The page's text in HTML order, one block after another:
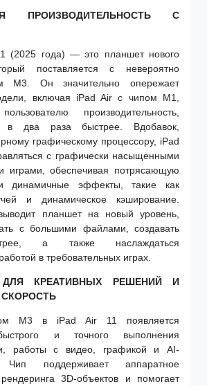
ПРОИЗВОДИТЕЛЬНОСТЬ С
(2025 года) — это планшет нового
поставляется с невероятно
M3. Он значительно опережает
включая iPad Air с чипом M1,
производительность,
в два раза быстрее. Вдобавок,
графическому процессору, iPad
с графически насыщенными
играми, обеспечивая потрясающую
динамичные эффекты, такие как
и динамическое кэширование.
планшет на новый уровень,
с большими файлами, создавать
а также наслаждаться
в требовательных играх.
ДЛЯ КРЕАТИВНЫХ РЕШЕНИЙ И
M3 в iPad Air 11 появляется
и точного выполнения
работы с видео, графикой и AI-
Чип поддерживает аппаратное
3D-объектов и помогает